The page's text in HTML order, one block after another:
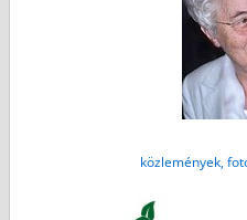
közlemények,